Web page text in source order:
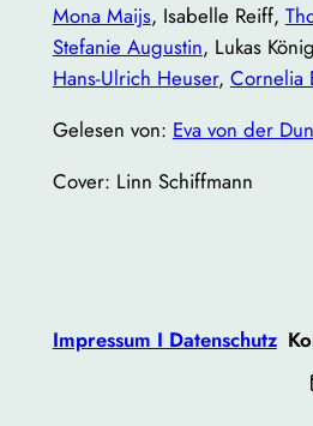
Mona Maijs, Isabelle Reiff,
Stefanie Augustin, Lukas
Hans-Ulrich Heuser, Cornelia
Gelesen von: Eva von der
Cover: Linn Schiffmann
Impressum I Datenschutz
Mail